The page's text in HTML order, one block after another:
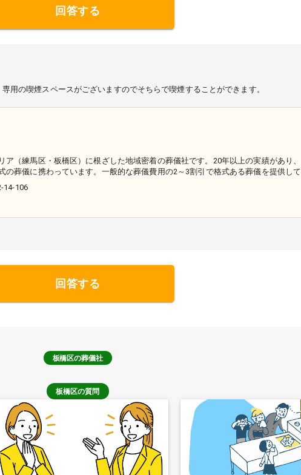
回答する
用の喫煙スペースがございますのでそちらで喫煙することができます。
ア（練馬区・板橋区）に根ざした地域密着の葬儀社です。20年以上の実績があり、
の葬儀に携わっています。一般的な葬儀費用の2～3割引で格式ある葬儀を提供して
14-106
回答する
板橋区の葬儀社
板橋区の質問